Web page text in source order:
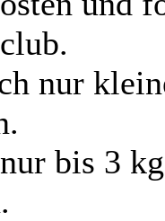
nur
bis 3